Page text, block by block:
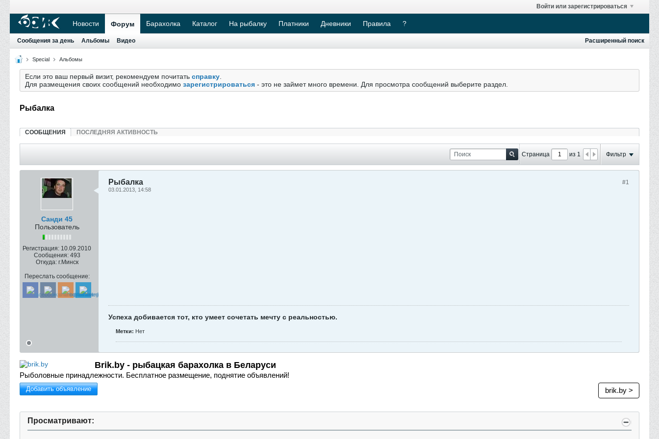
Войти или зарегистрироваться
Новости Форум Барахолка Каталог На рыбалку Платники Дневники Правила ?
Сообщения за день Альбомы Видео Расширенный поиск
Special Альбомы
Если это ваш первый визит, рекомендуем почитать справку
Для размещения своих сообщений необходимо зарегистрироваться - это не займет много времени. Для просмотра сообщений выберите раздел.
Рыбалка
СООБЩЕНИЯ ПОСЛЕДНЯЯ АКТИВНОСТЬ
Страница из 1 Фильтр
Санди 45
Пользователь
Регистрация: 10.09.2010
Сообщения: 493
Откуда: г.Минск
Переслать сообщение:
#1
Рыбалка
03.01.2013, 14:58
Успеха добивается тот, кто умеет сочетать мечту с реальностью.
Метки: Нет
Brik.by - рыбацкая барахолка в Беларуси
Рыболовные принадлежности. Бесплатное размещение, поднятие объявлений!
Добавить объявление brik.by >
Просматривают: